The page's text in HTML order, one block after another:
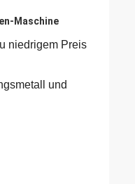
Maschine
niedrigem Preis
und